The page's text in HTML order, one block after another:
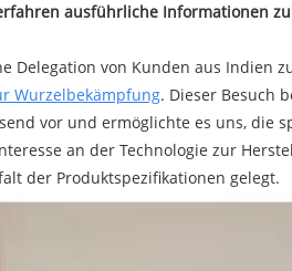
ausführliche Informationen
Delegation von Kunden aus Indien
Wurzelbekämpfung. Dieser Besuch
vor und ermöglichte es uns, die
an der Technologie zur
der Produktspezifikationen gelegt.